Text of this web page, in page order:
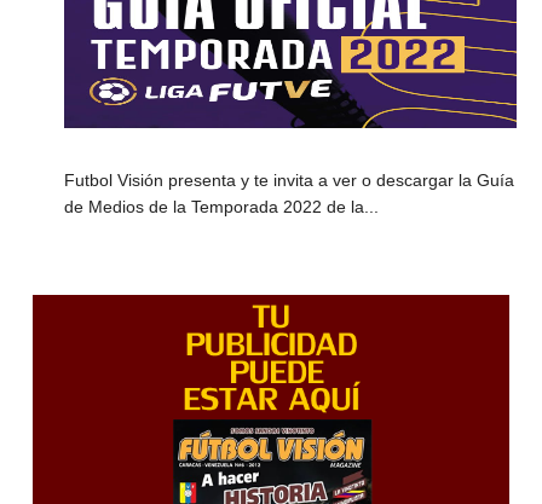
Futbol Visión presenta y te invita a ver o descargar la Guía
de Medios de la Temporada 2022 de la...